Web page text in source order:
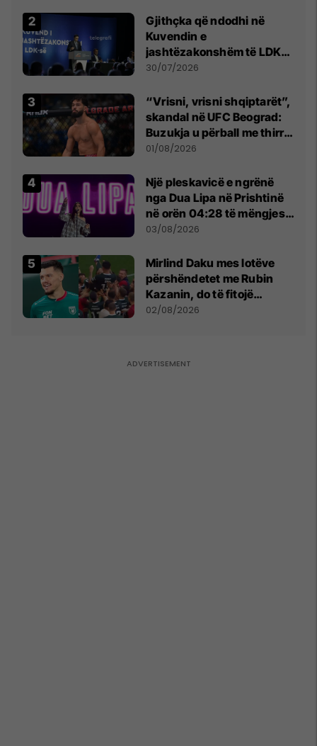
Gjithçka që ndodhi në
Kuvendin e
jashtëzakonshëm të LDK-
së
30/07/2026
“Vrisni, vrisni shqiptarët”,
skandal në UFC Beograd:
Buzukja u përball me thirrje
anti-shqiptare nga
01/08/2026
Një pleskavicë e ngrënë
nga Dua Lipa në Prishtinë
në orën 04:28 të mëngjesit
- dhe bota digjitale serbe
03/08/2026
Mirlind Daku mes lotëve
përshëndetet me Rubin
Kazanin, do të fitojë
miliona te Spartak Moska
02/08/2026